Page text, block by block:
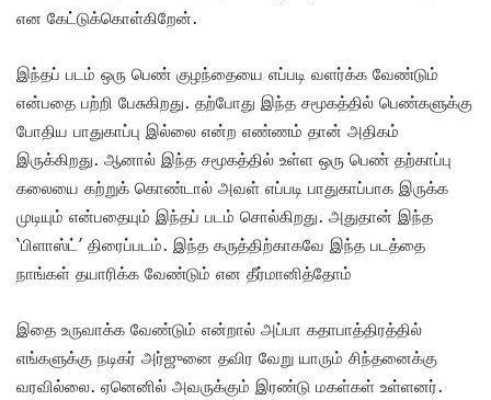
என கேட்டுக்கொள்கிறேன்.‌
இந்தப் படம் ஒரு பெண் குழந்தையை எப்படி வளர்க்க வேண்டும்
என்பதை பற்றி பேசுகிறது. தற்போது இந்த சமூகத்தில் பெண்களுக்கு
போதிய பாதுகாப்பு இல்லை என்ற எண்ணம் தான் அதிகம்
இருக்கிறது. ஆனால் இந்த சமூகத்தில் உள்ள ஒரு பெண் தற்காப்பு
கலையை கற்றுக் கொண்டால் அவள் எப்படி பாதுகாப்பாக இருக்க
முடியும் என்பதையும் இந்தப் படம் சொல்கிறது. அதுதான் இந்த
‘பிளாஸ்ட்’ திரைப்படம். இந்த கருத்திற்காகவே இந்த படத்தை
நாங்கள் தயாரிக்க வேண்டும் என தீர்மானித்தோம்
இதை உருவாக்க வேண்டும் என்றால் அப்பா கதாபாத்திரத்தில்
எங்களுக்கு நடிகர் அர்ஜுனை தவிர வேறு யாரும் சிந்தனைக்கு
வரவில்லை. ஏனெனில் அவருக்கும் இரண்டு மகள்கள் உள்ளனர்.